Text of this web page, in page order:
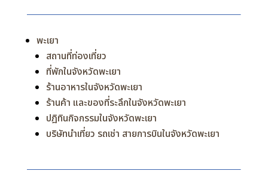
พะเยา
สถานที่ท่องเที่ยว
ที่พักในจังหวัดพะเยา
ร้านอาหารในจังหวัดพะเยา
ร้านค้า และของที่ระลึกในจังหวัดพะเยา
ปฎิทินกิจกรรมในจังหวัดพะเยา
บริษัทนำเที่ยว รถเช่า สายการบินในจังหวัดพะเยา